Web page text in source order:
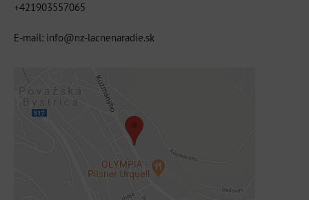
+421903557065
E-mail: info@nz-lacnenaradie.sk
Externý obsah je blokovaný Voľbami
súkromia
Prajete si načítať externý obsah?
Povoliť tentokrát